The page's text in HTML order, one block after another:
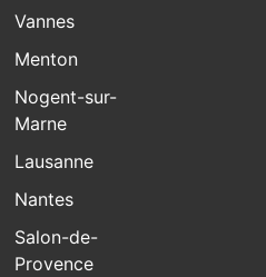
Vannes
Menton
Nogent-sur-
Marne
Lausanne
Nantes
Salon-de-
Provence